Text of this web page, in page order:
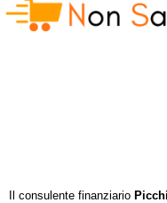
Il consulente finanziario